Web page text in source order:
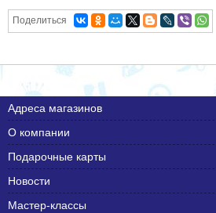
Поделиться
Адреса магазинов
О компании
Подарочные карты
Новости
Мастер-классы